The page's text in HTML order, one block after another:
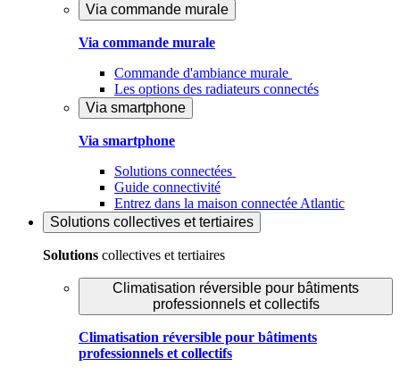
Via commande murale
Via commande murale
Commande d'ambiance murale
Les options des radiateurs connectés
Via smartphone
Via smartphone
Solutions connectées
Guide connectivité
Entrez dans la maison connectée Atlantic
Solutions collectives et tertiaires
Solutions collectives et tertiaires
Climatisation réversible pour bâtiments
professionnels et collectifs
Climatisation réversible pour bâtiments
professionnels et collectifs